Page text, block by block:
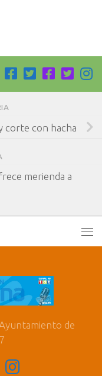
corte con hacha
merienda a
de